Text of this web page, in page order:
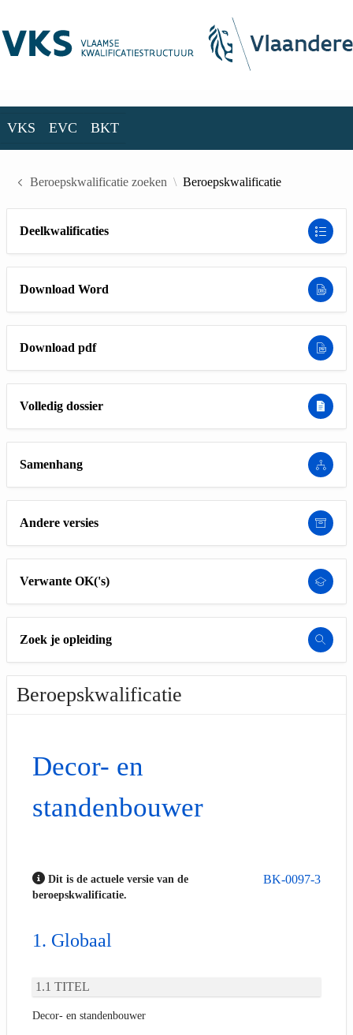
VKS EVC BKT
Beroepskwalificatie zoeken Beroepskwalificatie
Deelkwalificaties
Download Word
Download pdf
Volledig dossier
Samenhang
Andere versies
Verwante OK('s)
Zoek je opleiding
Beroepskwalificatie
Decor- en
standenbouwer
BK-0097-3
Dit is de actuele versie van de
beroepskwalificatie.
Globaal
TITEL
Decor- en standenbouwer